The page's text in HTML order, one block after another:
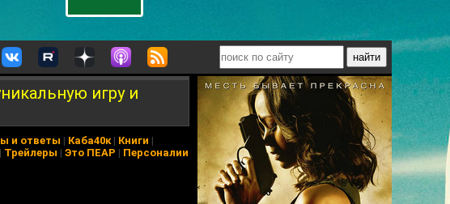
игру и
и ответы | Каба40к| Книги |
Трейлеры | Это ПЕАР | Персоналии